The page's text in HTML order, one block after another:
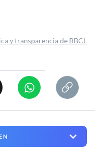
y transparencia de BBCL